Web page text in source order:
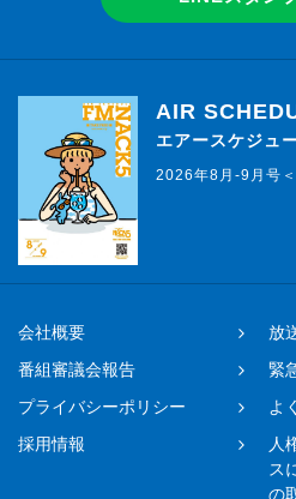
AIR
エアースケジュ
2026年8月-9月号
会社概要
放
番組審議会報告
緊
プライバシーポリシー
よ
採用情報
人
ス
の